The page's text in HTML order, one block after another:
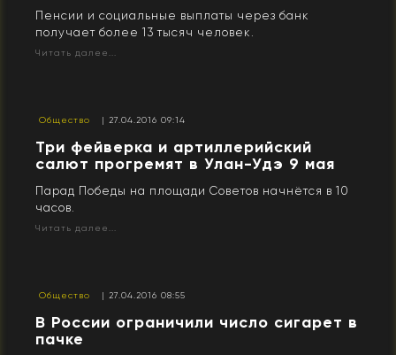
Пенсии и социальные выплаты через банк
получает более 13 тысяч человек.
Читать далее...
Общество | 27.04.2016 09:14
Три фейверка и артиллерийский
салют прогремят в Улан-Удэ 9 мая
Парад Победы на площади Советов начнётся в 10
часов.
Читать далее...
Общество | 27.04.2016 08:55
В России ограничили число сигарет в
пачке